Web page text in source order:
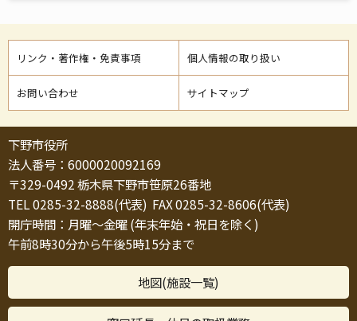
リンク・著作権・免責事項 個人情報の取り扱い
お問い合わせ サイトマップ
下野市役所
法人番号：6000020092169
〒329-0492 栃木県下野市笹原26番地
TEL 0285-32-8888(代表) FAX 0285-32-8606(代表)
開庁時間：月曜～金曜 (年末年始・祝日を除く)
午前8時30分から午後5時15分まで
地図(施設一覧)